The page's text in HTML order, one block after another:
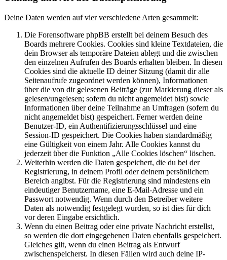
Deine Daten werden auf vier verschiedene Arten gesammelt:
Die Forensoftware phpBB erstellt bei deinem Besuch des
Boards mehrere Cookies. Cookies sind kleine Textdateien, die
dein Browser als temporäre Dateien ablegt und die zwischen
den einzelnen Aufrufen des Boards erhalten bleiben. In diesen
Cookies sind die aktuelle ID deiner Sitzung (damit dir alle
Seitenaufrufe zugeordnet werden können), Informationen
über die von dir gelesenen Beiträge (zur Markierung dieser als
gelesen/ungelesen; sofern du nicht angemeldet bist) sowie
Informationen über deine Teilnahme an Umfragen (sofern du
nicht angemeldet bist) gespeichert. Ferner werden deine
Benutzer-ID, ein Authentifizierungsschlüssel und eine
Session-ID gespeichert. Die Cookies haben standardmäßig
eine Gültigkeit von einem Jahr. Alle Cookies kannst du
jederzeit über die Funktion „Alle Cookies löschen“ löschen.
Weiterhin werden die Daten gespeichert, die du bei der
Registrierung, in deinem Profil oder deinem persönlichem
Bereich angibst. Für die Registrierung sind mindestens ein
eindeutiger Benutzername, eine E-Mail-Adresse und ein
Passwort notwendig. Wenn durch den Betreiber weitere
Daten als notwendig festgelegt wurden, so ist dies für dich
vor deren Eingabe ersichtlich.
Wenn du einen Beitrag oder eine private Nachricht erstellst,
so werden die dort eingegebenen Daten ebenfalls gespeichert.
Gleiches gilt, wenn du einen Beitrag als Entwurf
zwischenspeicherst. In diesen Fällen wird auch deine IP-